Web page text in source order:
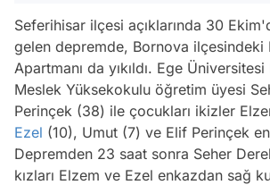
Seferihisar ilçesi açıklarında 30
gelen depremde, Bornova ilçesindeki
Apartmanı da yıkıldı. Ege Üniversitesi
Meslek Yüksekokulu öğretim üyesi
Perinçek (38) ile çocukları ikizler
Ezel (10), Umut (7) ve Elif Perinçek
Depremden 23 saat sonra Seher
kızları Elzem ve Ezel enkazdan sağ